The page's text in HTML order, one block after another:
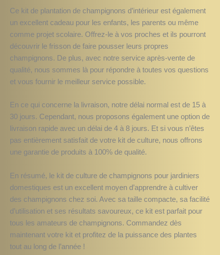
Ce kit de plantation de champignons d’intérieur est également
un excellent cadeau pour les enfants, les parents ou même
comme projet scolaire. Offrez-le à vos proches et ils pourront
découvrir le frisson de faire pousser leurs propres
champignons. De plus, avec notre service après-vente de
qualité, nous sommes là pour répondre à toutes vos questions
et vous fournir le meilleur service possible.
En ce qui concerne la livraison, notre délai normal est de 15 à
30 jours. Cependant, nous proposons également une option de
livraison rapide avec un délai de 4 à 8 jours. Et si vous n’êtes
pas entièrement satisfait de votre kit de culture, nous offrons
une garantie de produits à 100% de qualité.
En résumé, le kit de culture de champignons pour jardiniers
domestiques est un excellent moyen d’apprendre à cultiver
des champignons chez soi. Avec sa taille compacte, sa facilité
d’utilisation et ses résultats savoureux, ce kit est parfait pour
tous les amateurs de champignons. Commandez dès
maintenant votre kit et profitez de la puissance des plantes
tout au long de l’année !